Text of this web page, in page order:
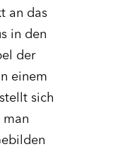
an das
in den
der
einem
sich
man